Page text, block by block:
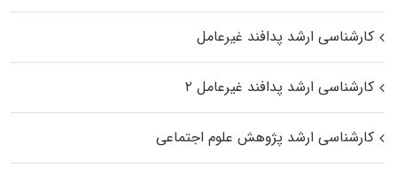
کارشناسی ارشد پدافند غیرعامل
کارشناسی ارشد پدافند غیرعامل ۲
کارشناسی ارشد پژوهش علوم اجتماعی